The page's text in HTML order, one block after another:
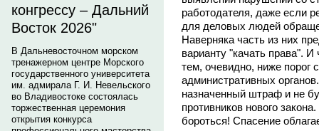
конгрессу – Дальний
Восток 2026"
В Дальневосточном морском
тренажерном центре Морского
государственного университета
им. адмирала Г. И. Невельского
во Владивостоке состоялась
торжественная церемония
открытия конкурса
работодателя, даже если
для деловых людей
Наверняка часть из них
варианту "качать права".
тем, очевидно, ниже порог
административных
назначенный штраф и не
противников нового
бороться! Спасение